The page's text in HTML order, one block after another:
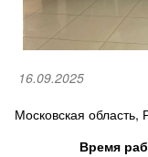
16.09.2025
Московская
Время